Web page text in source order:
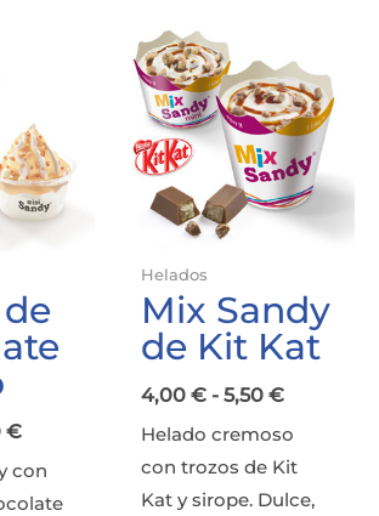
€
3,50 €
hasta
5,00 €
con
Helados
Mix Sandy
de Kit Kat
4,00 € - 5,50 €
precios:
desde
4,00 €
hasta
5,50 €
Helado cremoso
con trozos de Kit
Kat y sirope. Dulce,